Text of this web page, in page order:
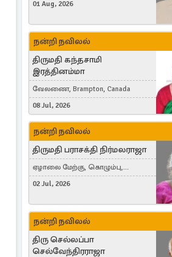
01 Aug, 2026
நன்றி நவிலல்
திருமதி கந்தசாமி
இரத்தினம்மா
வேலணை, Brampton, Canada
08 Jul, 2026
நன்றி நவிலல்
திருமதி பராசக்தி நிர்மலராஜா
ஏழாலை மேற்கு, கொழும்பு,
தங்காலை, London, United Kingdom
02 Jul, 2026
நன்றி நவிலல்
திரு செல்லப்பா
செல்வேந்திரராஜா